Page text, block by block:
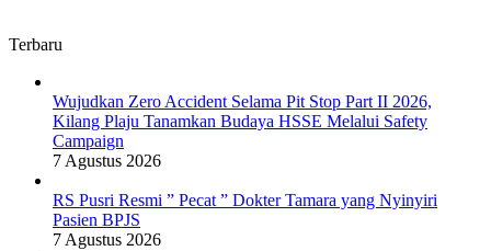
Terbaru
Wujudkan Zero Accident Selama Pit Stop Part II 2026,
Kilang Plaju Tanamkan Budaya HSSE Melalui Safety
Campaign
7 Agustus 2026
RS Pusri Resmi ” Pecat ” Dokter Tamara yang Nyinyiri
Pasien BPJS
7 Agustus 2026